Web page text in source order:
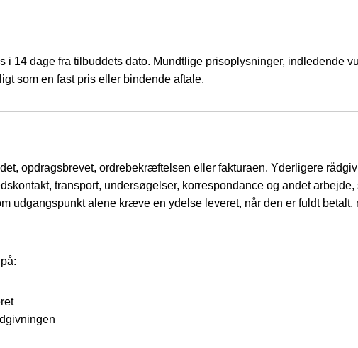
14 dage fra tilbuddets dato. Mundtlige prisoplysninger, indledende
som en fast pris eller bindende aftale.
opdragsbrevet, ordrebekræftelsen eller fakturaen. Yderligere
transport, undersøgelser, korrespondance og andet
udgangspunkt alene kræve en ydelse leveret, når den er fuldt betalt,